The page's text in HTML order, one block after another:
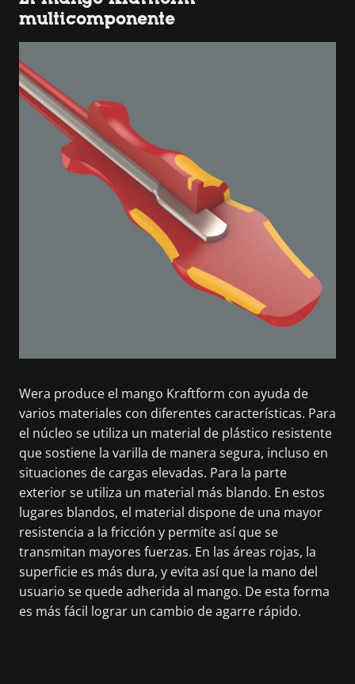
multicomponente
Wera produce el mango Kraftform con ayuda de
varios materiales con diferentes características. Para
el núcleo se utiliza un material de plástico resistente
que sostiene la varilla de manera segura, incluso en
situaciones de cargas elevadas. Para la parte
exterior se utiliza un material más blando. En estos
lugares blandos, el material dispone de una mayor
resistencia a la fricción y permite así que se
transmitan mayores fuerzas. En las áreas rojas, la
superficie es más dura, y evita así que la mano del
usuario se quede adherida al mango. De esta forma
es más fácil lograr un cambio de agarre rápido.